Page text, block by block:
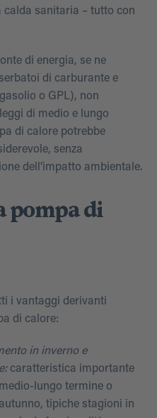
calda sanitaria – tutto con
di energia, se ne
di carburante e
o GPL), non
di medio e lungo
di calore potrebbe
senza
dell’impatto ambientale.
pompa di
i vantaggi derivanti
di calore:
in inverno e
caratteristica importante
lungo termine o
tipiche stagioni in